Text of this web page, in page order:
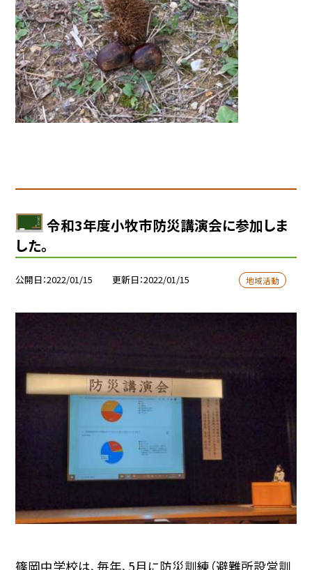
令和3年度小牧市防災講演会に参加しま
した。
公開日 2022/01/15 更新日 2022/01/15 地域活動
篠岡中学校は、毎年、5月に防災訓練（避難所設営訓